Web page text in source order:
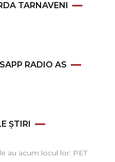
TARNAVENI
RADIO AS
ȘTIRI
au acum locul lor: PET